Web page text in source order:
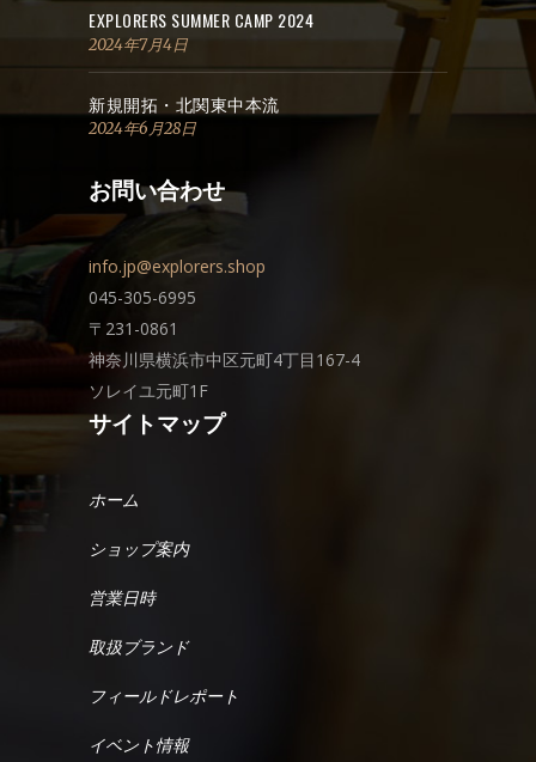
EXPLORERS SUMMER CAMP 2024
2024年7月4日
新規開拓・北関東中本流
2024年6月28日
お問い合わせ
info.jp@explorers.shop
045-305-6995
〒231-0861
神奈川県横浜市中区元町4丁目167-4
ソレイユ元町1F
サイトマップ
ホーム
ショップ案内
営業日時
取扱ブランド
フィールドレポート
イベント情報